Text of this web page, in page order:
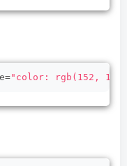
"color: rgb(152,